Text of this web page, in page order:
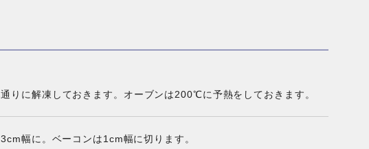
りに解凍しておきます。オーブンは200℃に予熱をしておきます。
幅に。ベーコンは1cm幅に切ります。